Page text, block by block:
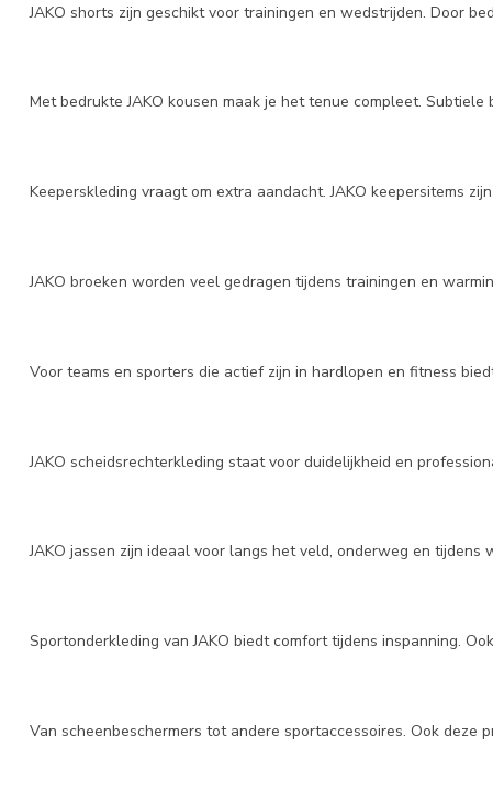
JAKO shorts zijn geschikt voor trainingen en wedstrijden. Door
Met bedrukte JAKO kousen maak je het tenue compleet.
Keeperskleding vraagt om extra aandacht. JAKO keepersitems
JAKO broeken worden veel gedragen tijdens trainingen en
Voor teams en sporters die actief zijn in hardlopen en fitness
JAKO scheidsrechterkleding staat voor duidelijkheid en
JAKO jassen zijn ideaal voor langs het veld, onderweg en
Sportonderkleding van JAKO biedt comfort tijdens inspanning.
Van scheenbeschermers tot andere sportaccessoires. Ook